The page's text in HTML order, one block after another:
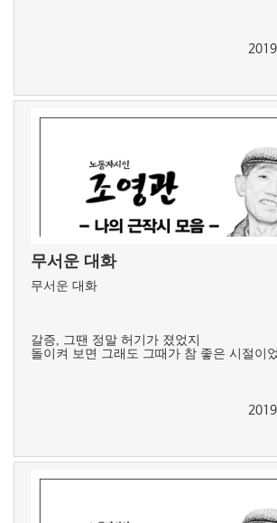
무서운 대화
무서운 대화
갈증, 그땐 정말 허기가 졌었지
돌이켜 보면 그래도 그때가 참 좋은 시절이